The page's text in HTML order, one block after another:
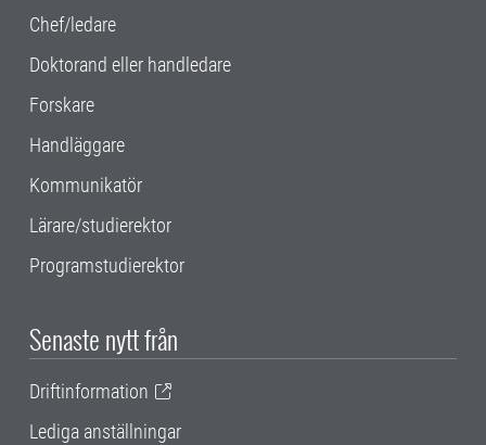
Chef/ledare
Doktorand eller handledare
Forskare
Handläggare
Kommunikatör
Lärare/studierektor
Programstudierektor
Senaste nytt från
Driftinformation
Lediga anställningar